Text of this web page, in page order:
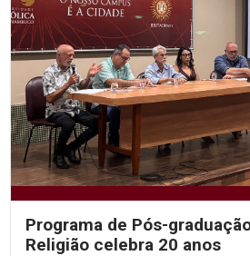
Programa de Pós-
Religião celebra 20 anos